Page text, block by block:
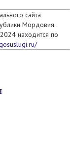
сайта
Мордовия.
находится по